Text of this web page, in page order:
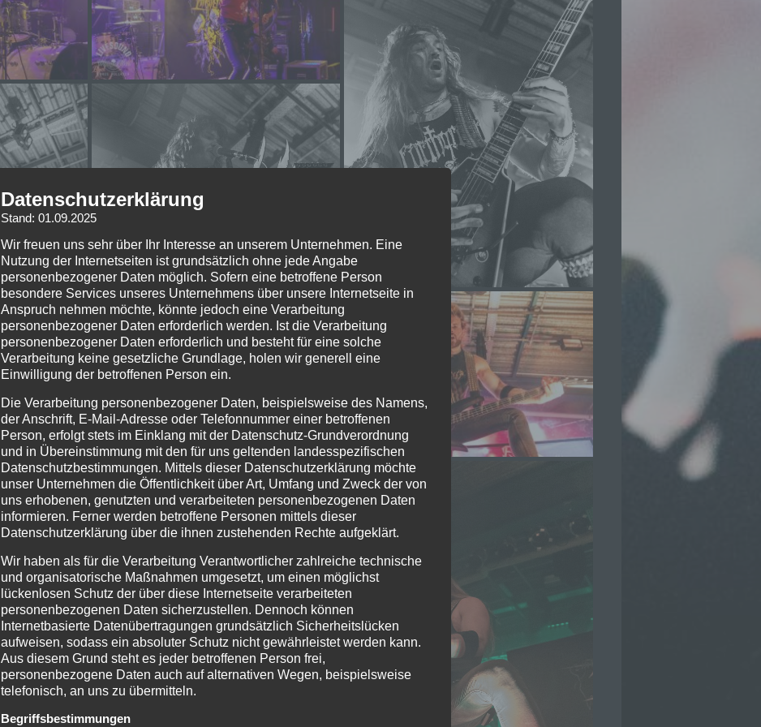
Datenschutzerklärung
Stand: 01.09.2025
Wir freuen uns sehr über Ihr Interesse an unserem Unternehmen. Eine
Nutzung der Internetseiten ist grundsätzlich ohne jede Angabe
personenbezogener Daten möglich. Sofern eine betroffene Person
besondere Services unseres Unternehmens über unsere Internetseite in
Anspruch nehmen möchte, könnte jedoch eine Verarbeitung
personenbezogener Daten erforderlich werden. Ist die Verarbeitung
personenbezogener Daten erforderlich und besteht für eine solche
Verarbeitung keine gesetzliche Grundlage, holen wir generell eine
Einwilligung der betroffenen Person ein.
Die Verarbeitung personenbezogener Daten, beispielsweise des Namens,
der Anschrift, E-Mail-Adresse oder Telefonnummer einer betroffenen
Person, erfolgt stets im Einklang mit der Datenschutz-Grundverordnung
und in Übereinstimmung mit den für uns geltenden landesspezifischen
Datenschutzbestimmungen. Mittels dieser Datenschutzerklärung möchte
unser Unternehmen die Öffentlichkeit über Art, Umfang und Zweck der von
uns erhobenen, genutzten und verarbeiteten personenbezogenen Daten
informieren. Ferner werden betroffene Personen mittels dieser
Datenschutzerklärung über die ihnen zustehenden Rechte aufgeklärt.
Wir haben als für die Verarbeitung Verantwortlicher zahlreiche technische
und organisatorische Maßnahmen umgesetzt, um einen möglichst
lückenlosen Schutz der über diese Internetseite verarbeiteten
personenbezogenen Daten sicherzustellen. Dennoch können
Internetbasierte Datenübertragungen grundsätzlich Sicherheitslücken
aufweisen, sodass ein absoluter Schutz nicht gewährleistet werden kann.
Aus diesem Grund steht es jeder betroffenen Person frei,
personenbezogene Daten auch auf alternativen Wegen, beispielsweise
telefonisch, an uns zu übermitteln.
Begriffsbestimmungen